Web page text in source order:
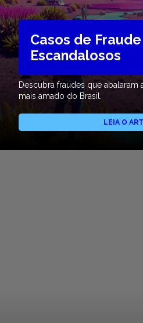
Casos de Fraude
Escandalosos
Descubra fraudes que abalaram
mais amado do Brasil.
LEIA O